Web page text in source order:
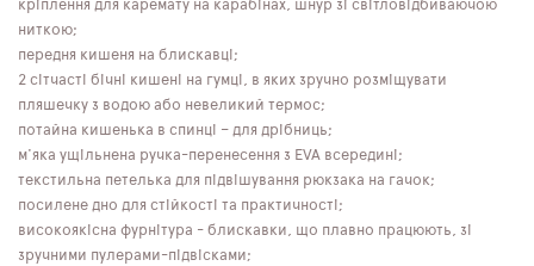
кріплення для каремату на карабінах, шнур зі світловідбиваючою
ниткою;
передня кишеня на блискавці;
2 сітчасті бічні кишені на гумці, в яких зручно розміщувати
пляшечку з водою або невеликий термос;
потайна кишенька в спинці – для дрібниць;
м'яка ущільнена ручка-перенесення з EVA всередині;
текстильна петелька для підвішування рюкзака на гачок;
посилене дно для стійкості та практичності;
високоякісна фурнітура - блискавки, що плавно працюють, зі
зручними пулерами-підвісками;